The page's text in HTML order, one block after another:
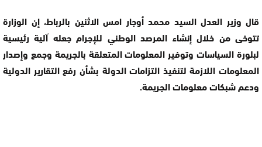
قال وزير العدل السيد محمد أوجار امس الاثنين بالرباط، إن الوزارة
تتوخى من خلال إنشاء المرصد الوطني للإجرام جعله آلية رئيسية
لبلورة السياسات وتوفير المعلومات المتعلقة بالجريمة وجمع وإصدار
المعلومات اللازمة لتنفيذ التزامات الدولة بشأن رفع التقارير الدولية
ودعم شبكات معلومات الجريمة.